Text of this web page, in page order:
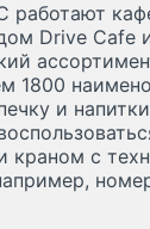
работают
Drive Cafe
1800
и
краном с